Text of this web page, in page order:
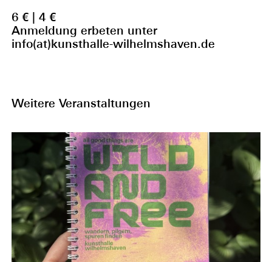
6 € | 4 €
Anmeldung erbeten unter
info(at)kunsthalle-wilhelmshaven.de
Weitere Veranstaltungen